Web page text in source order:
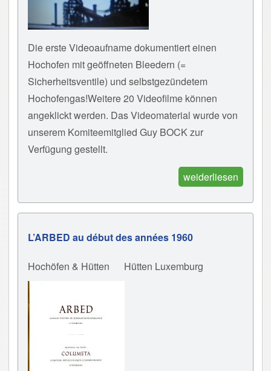
Die erste Videoaufname dokumentiert einen
Hochofen mit geöffneten Bleedern (=
Sicherheitsventile) und selbstgezündetem
Hochofengas!Weitere 20 Videofilme können
angeklickt werden. Das Videomaterial wurde von
unserem Komiteemitglied Guy BOCK zur
Verfügung gestellt.
weiderliesen
L’ARBED au début des années 1960
Hochöfen & Hütten Hütten Luxemburg